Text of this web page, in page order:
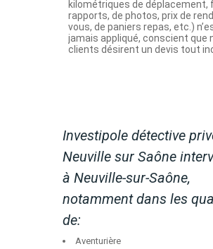
Investipole détective
Neuville sur Saône
à Neuville-sur-Saône,
notamment dans les
de:
Aventurière